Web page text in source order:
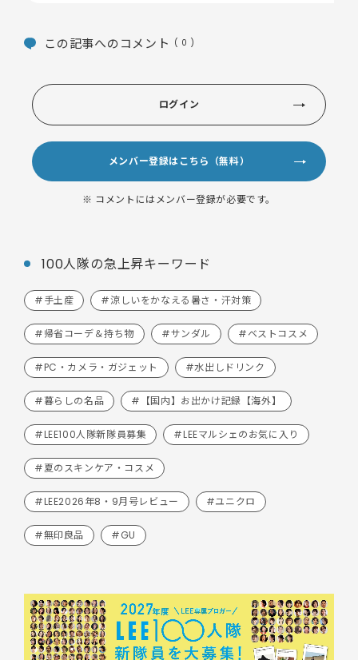
この記事へのコメント ( 0 )
ログイン
メンバー登録はこちら（無料）
※ コメントにはメンバー登録が必要です。
100人隊の急上昇キーワード
#手土産 #涼しいをかなえる暑さ・汗対策
#帰省コーデ＆持ち物 #サンダル #ベストコスメ
#PC・カメラ・ガジェット #水出しドリンク
#暮らしの名品 #【国内】お出かけ記録【海外】
#LEE100人隊新隊員募集 #LEEマルシェのお気に入り
#夏のスキンケア・コスメ
#LEE2026年8・9月号レビュー #ユニクロ
#無印良品 #GU